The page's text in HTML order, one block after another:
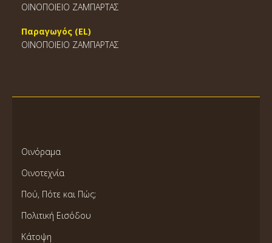
ΟΙΝΟΠΟΙΕΙΟ ΖΑΜΠΑΡΤΑΣ
Παραγωγός (EL)
ΟΙΝΟΠΟΙΕΙΟ ΖΑΜΠΑΡΤΑΣ
Οινόραμα
Οινοτεχνία
Πού, Πότε και Πώς;
Πολιτική Εισόδου
Κάτοψη